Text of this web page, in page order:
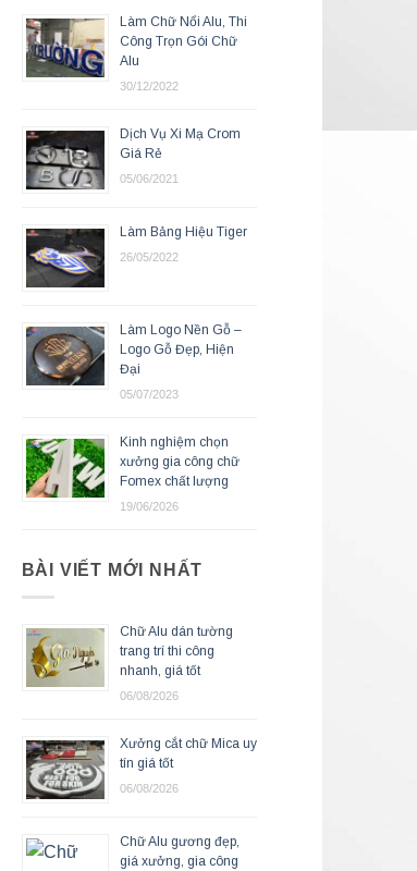
Làm Chữ Nổi Alu, Thi
Công Trọn Gói Chữ
Alu
30/12/2022
Dịch Vụ Xi Mạ Crom
Giá Rẻ
05/06/2021
Làm Bảng Hiệu Tiger
26/05/2022
Làm Logo Nền Gỗ –
Logo Gỗ Đẹp, Hiện
Đại
05/07/2023
Kinh nghiệm chọn
xưởng gia công chữ
Fomex chất lượng
19/06/2026
BÀI VIẾT MỚI NHẤT
Chữ Alu dán tường
trang trí thi công
nhanh, giá tốt
06/08/2026
Xưởng cắt chữ Mica uy
tín giá tốt
06/08/2026
Chữ Alu gương đẹp,
giá xưởng, gia công